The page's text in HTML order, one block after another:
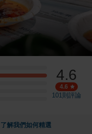
4.6
4.6
101則評論
了解我們如何精選